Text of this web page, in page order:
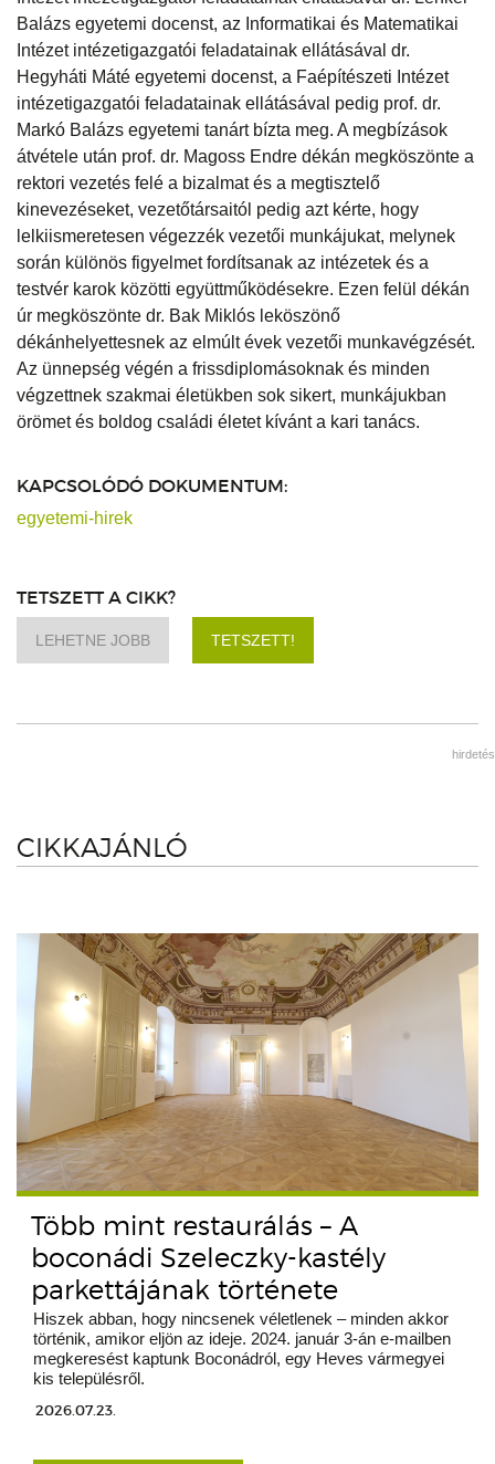
Balázs egyetemi docenst, az Informatikai és Matematikai
Intézet intézetigazgatói feladatainak ellátásával dr.
Hegyháti Máté egyetemi docenst, a Faépítészeti Intézet
intézetigazgatói feladatainak ellátásával pedig prof. dr.
Markó Balázs egyetemi tanárt bízta meg. A megbízások
átvétele után prof. dr. Magoss Endre dékán megköszönte a
rektori vezetés felé a bizalmat és a megtisztelő
kinevezéseket, vezetőtársaitól pedig azt kérte, hogy
lelkiismeretesen végezzék vezetői munkájukat, melynek
során különös figyelmet fordítsanak az intézetek és a
testvér karok közötti együttműködésekre. Ezen felül dékán
úr megköszönte dr. Bak Miklós leköszönő
dékánhelyettesnek az elmúlt évek vezetői munkavégzését.
Az ünnepség végén a frissdiplomásoknak és minden
végzettnek szakmai életükben sok sikert, munkájukban
örömet és boldog családi életet kívánt a kari tanács.
KAPCSOLÓDÓ DOKUMENTUM:
egyetemi-hirek
TETSZETT A CIKK?
LEHETNE JOBB TETSZETT!
hirdetés
CIKKAJÁNLÓ
Több mint restaurálás – A
boconádi Szeleczky-kastély
parkettájának története
Hiszek abban, hogy nincsenek véletlenek – minden akkor
történik, amikor eljön az ideje. 2024. január 3-án e-mailben
megkeresést kaptunk Boconádról, egy Heves vármegyei
kis településről.
2026.07.23.